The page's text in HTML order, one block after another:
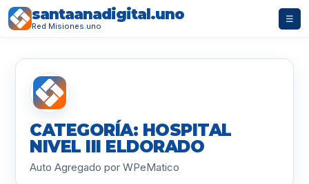
santaanadigital.uno
Red Misiones.uno
☰
CATEGORÍA: HOSPITAL
NIVEL III ELDORADO
Auto Agregado por WPeMatico